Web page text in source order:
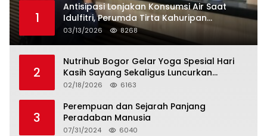
1
Antisipasi Lonjakan Konsumsi Air Saat
Idulfitri, Perumda Tirta Kahuripan
Berlakukan Status Siaga Lebaran
03/13/2026 8268
2
Nutrihub Bogor Gelar Yoga Spesial Hari
Kasih Sayang Sekaligus Luncurkan
Tropicana Slim Beras Porang Golden Ube
02/18/2026 6163
3
Perempuan dan Sejarah Panjang
Peradaban Manusia
07/31/2024 6040